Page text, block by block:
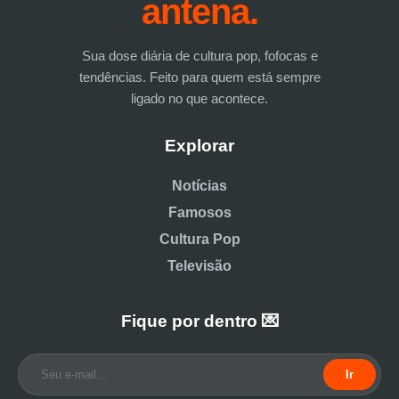
antena.
Sua dose diária de cultura pop, fofocas e
tendências. Feito para quem está sempre
ligado no que acontece.
Explorar
Notícias
Famosos
Cultura Pop
Televisão
Fique por dentro 💌
Ir